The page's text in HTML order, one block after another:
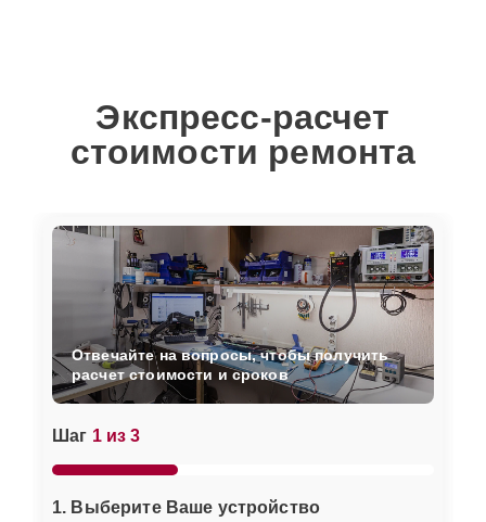
Экспресс-расчет
стоимости ремонта
Шаг 1 из 3
1. Выберите Ваше устройство
Отвечайте на вопросы, чтобы получить
расчет стоимости и сроков